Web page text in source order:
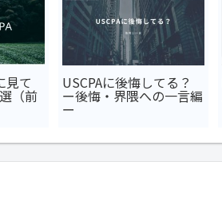
見て
（前
USCPAに後悔してる？
ー後悔・界隈への一言編
ー